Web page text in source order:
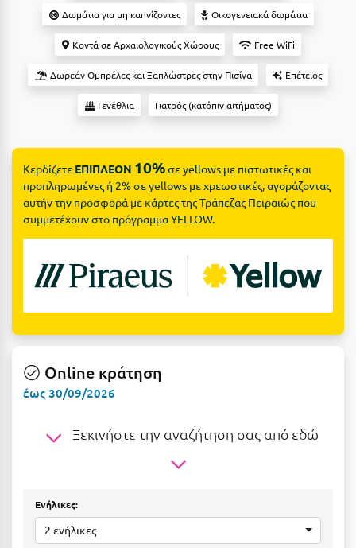
Βansko
Βραχάτι Κορινθίας
Γ
Γαλαξiδι
Γλυφάδα
Γρεβενά
Γύθειο
Δ
Διακοπτό
Ελάτη Αρκαδίας
Ελούντα Κρήτης
Ερέτρια
Camping
Δες όλες τις προσφορές
Δες όλα τα πακέτα διακοπών
Δωμάτια για μη καπνίζοντες Οικογενειακά δωμάτια
Κοντά σε Αρχαιολογικούς Χώρους Free WiFi
Δωρεάν Ομπρέλες και Ξαπλώστρες στην Πισίνα Επέτειος
Γενέθλια Γιατρός (κατόπιν αιτήματος)
Κερδίζετε ΕΠΙΠΛΕΟΝ 10%σε yellows με πιστωτικές και
προπληρωμένες ή 2% σε yellows με χρεωστικές, αγοράζοντας
αυτήν την προσφορά με κάρτες της Τράπεζας Πειραιώς που
συμμετέχουν στο πρόγραμμα YELLOW.
Online κράτηση
έως 30/09/2026
Ξεκινήστε την αναζήτηση σας από εδώ
Ενήλικες:
2 ενήλικες